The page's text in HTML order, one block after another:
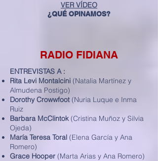
VER VÍDEO
¿QUÉ OPINAMOS?
RADIO FIDIANA
ENTREVISTAS A :
Rita Levi Montalcini (Natalia Martínez y
Almudena Postigo)
Dorothy Crowwfoot (Nuria Luque e Inma
Ruiz
Barbara McClintok(Cristina Muñoz y Silvia
Ojeda)
María Teresa Toral (Elena García y Ana
Romero)
Grace Hooper (Marta Arias y Ana Romero)